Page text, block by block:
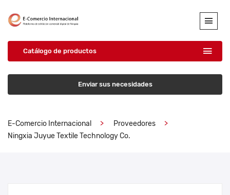
Catálogo de productos
Enviar sus necesidades
E-Comercio Internacional
Proveedores
Ningxia Juyue Textile Technology Co.